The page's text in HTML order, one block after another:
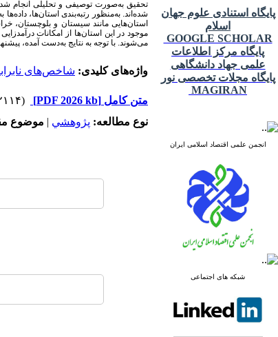
پایگاه استنادی علوم جهان
اسلام
GOOGLE SCHOLAR
پایگاه مرکز اطلاعات
علمی جهاد دانشگاهی
پایگاه مجلات تخصصی نور
MAGIRAN
انجمن علمی اقتصاد اسلامی ایران
شبکه های اجتماعی
شده‌اند. به‌منظور رتبه‌بندی استان‌ها،
استان‌هایی مانند سیستان و بلوچستان،
موجود در این استان‌ها از امکانات
می‌شوند. با توجه به نتایج به‌دست آمده،
واژه‌های کلیدی: شاخص‌های
متن کامل [PDF 2026 kb]
(۲۱۱۴ دریافت)
نوع مطالعه: پژوهشي | موضوع